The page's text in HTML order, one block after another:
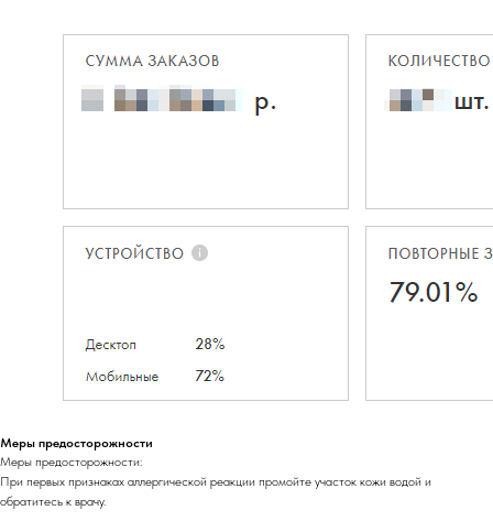
Меры предосторожности
Меры предосторожности:
При первых признаках аллергической реакции промойте участок кожи водой и
обратитесь к врачу.